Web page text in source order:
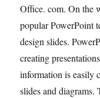
Office. com. On the
popular PowerPoint
design slides.
creating
information is easily
slides and diagrams.